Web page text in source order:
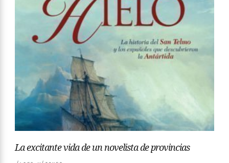
La excitante vida de un novelista de provincias